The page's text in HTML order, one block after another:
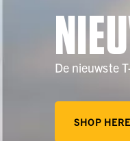
De nieuwste
SHOP